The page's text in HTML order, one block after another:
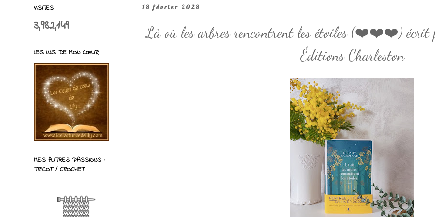
13 février 2023
Là où les arbres rencontrent les étoiles (❤️❤️❤️) écrit
Éditions Charleston
VISITES
3,982,149
LES LUS DE MON CŒUR
MES AUTRES PASSIONS :
TRICOT / CROCHET